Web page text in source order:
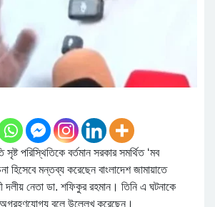
সৃষ্ট পরিস্থিতিকে বর্তমান সরকার সমর্থিত ‘মব
হিসেবে মন্তব্য করেছেন বাংলাদেশ জামায়াতে
দলীয় নেতা ডা. শফিকুর রহমান। তিনি এ ঘটনাকে
বলে উল্লেখ করেছেন।